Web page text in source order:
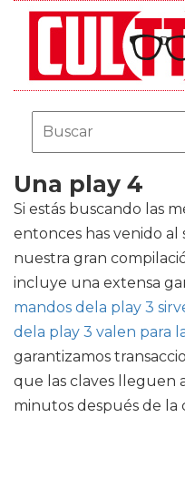
Una play 4
Si estás buscando las
entonces has venido al
nuestra gran
incluye una extensa
mandos dela play 3
dela play 3 valen para
garantizamos
que las claves lleguen
minutos después de la